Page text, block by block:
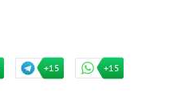
+15 +15